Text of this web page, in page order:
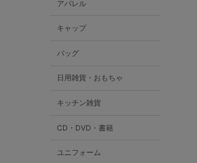
アパレル
キャップ
バッグ
日用雑貨・おもちゃ
キッチン雑貨
CD・DVD・書籍
ユニフォーム